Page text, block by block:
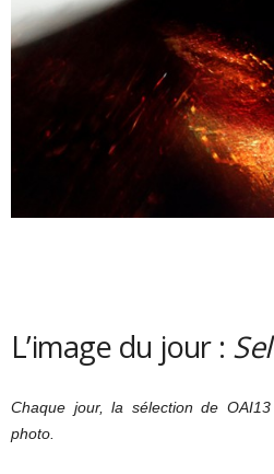
L’image du jour :
Chaque jour, la sélection de
photo.